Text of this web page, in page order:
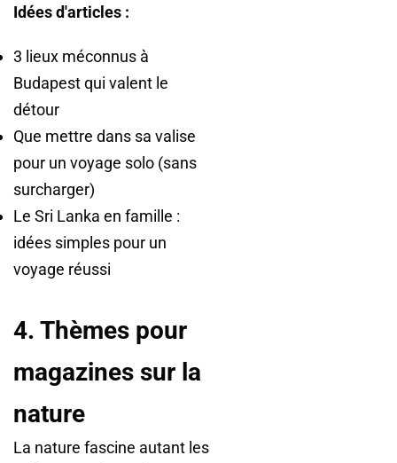
Idées d'articles :
3 lieux méconnus à
Budapest qui valent le
détour
Que mettre dans sa valise
pour un voyage solo (sans
surcharger)
Le Sri Lanka en famille :
idées simples pour un
voyage réussi
4. Thèmes pour
magazines sur la
nature
La nature fascine autant les